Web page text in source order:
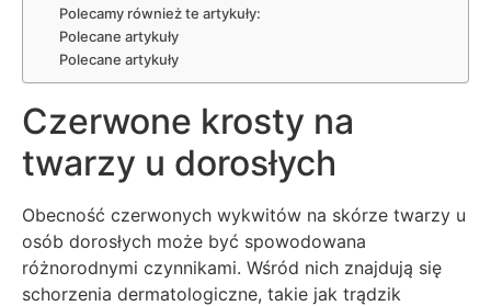
Polecamy również te artykuły:
Polecane artykuły
Polecane artykuły
Czerwone krosty na
twarzy u dorosłych
Obecność czerwonych wykwitów na skórze twarzy u
osób dorosłych może być spowodowana
różnorodnymi czynnikami. Wśród nich znajdują się
schorzenia dermatologiczne, takie jak trądzik